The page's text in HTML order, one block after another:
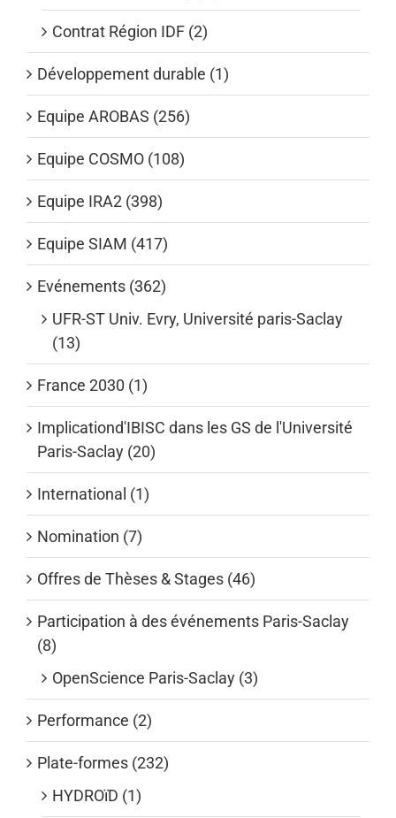
Contrat Région IDF (2)
Développement durable (1)
Equipe AROBAS (256)
Equipe COSMO (108)
Equipe IRA2 (398)
Equipe SIAM (417)
Evénements (362)
UFR-ST Univ. Evry, Université paris-Saclay
(13)
France 2030 (1)
Implicationd'IBISC dans les GS de l'Université
Paris-Saclay (20)
International (1)
Nomination (7)
Offres de Thèses & Stages (46)
Participation à des événements Paris-Saclay
(8)
OpenScience Paris-Saclay (3)
Performance (2)
Plate-formes (232)
HYDROïD (1)